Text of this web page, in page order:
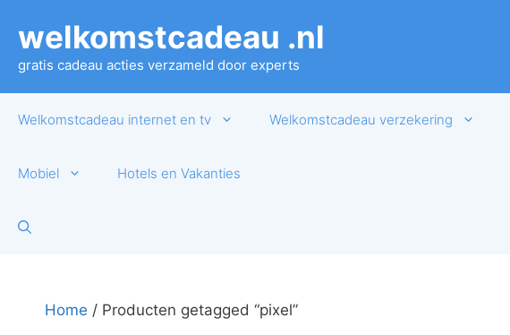
naar
inhoud
welkomstcadeau .nl
gratis cadeau acties verzameld door experts
Welkomstcadeau internet en tv Welkomstcadeau verzekering
Mobiel Hotels en Vakanties
Home / Producten getagged “pixel”